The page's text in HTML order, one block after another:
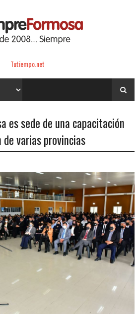
Tutiempo.net
es sede de una capacitación
varias provincias